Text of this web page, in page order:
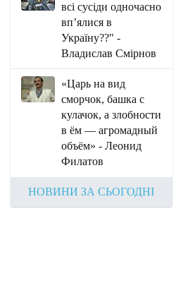
всі сусіди одночасно
вп’ялися в
Україну??" -
Владислав Смірнов
«Царь на вид
сморчок, башка с
кулачок, а злобности
в ём — агромадный
объём» - Леонид
Филатов
НОВИНИ ЗА СЬОГОДНІ